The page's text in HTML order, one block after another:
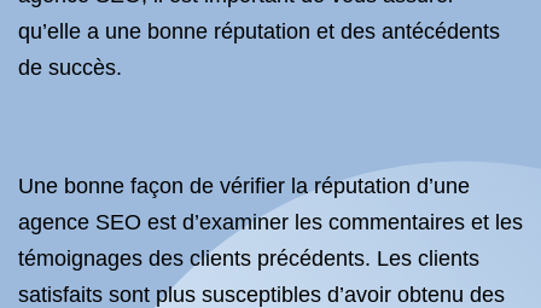
qu’elle a une bonne réputation et des antécédents
de succès.
Une bonne façon de vérifier la réputation d’une
agence SEO est d’examiner les commentaires et les
témoignages des clients précédents. Les clients
satisfaits sont plus susceptibles d’avoir obtenu des